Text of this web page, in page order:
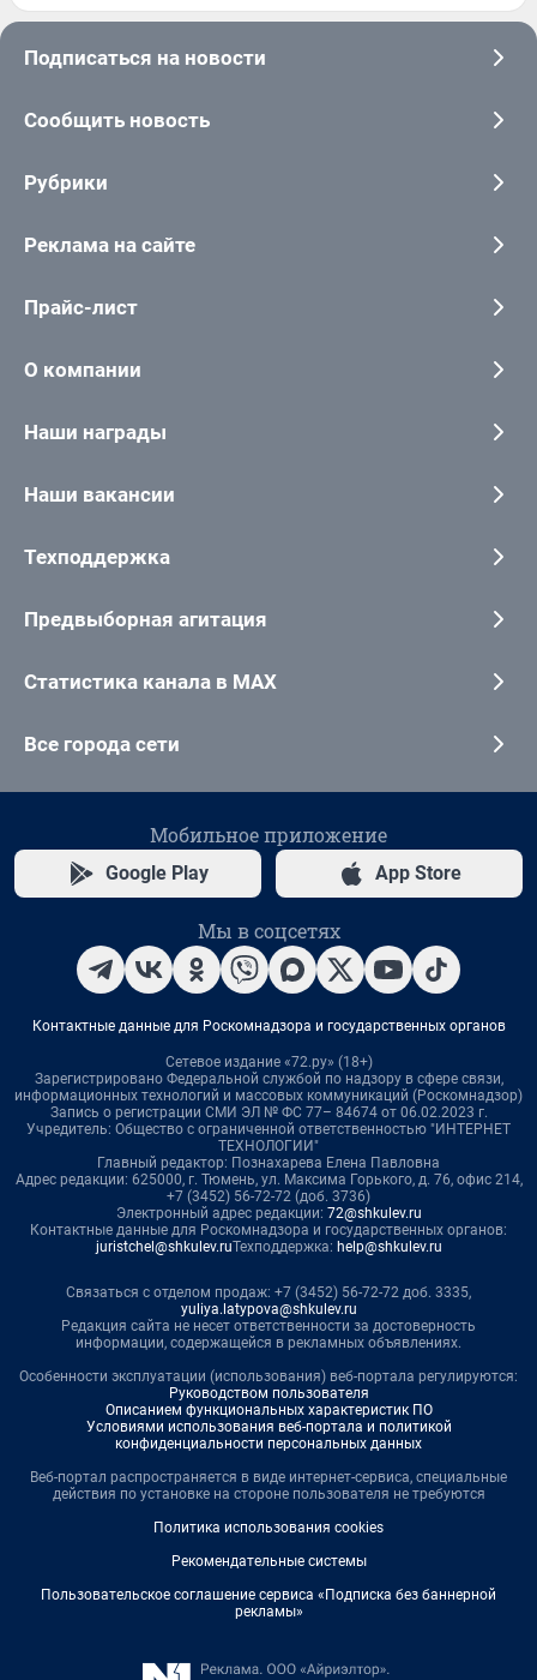
Подписаться на новости
Сообщить новость
Рубрики
Реклама на сайте
Прайс-лист
О компании
Наши награды
Наши вакансии
Техподдержка
Предвыборная агитация
Статистика канала в MAX
Все города сети
Мобильное приложение
Google Play App Store
Мы в соцсетях
Контактные данные для Роскомнадзора и государственных органов
Сетевое издание «72.ру» (18+)
Зарегистрировано Федеральной службой по надзору в сфере связи,
информационных технологий и массовых коммуникаций (Роскомнадзор)
Запись о регистрации СМИ ЭЛ № ФС 77– 84674 от 06.02.2023 г.
Учредитель: Общество с ограниченной ответственностью "ИНТЕРНЕТ
ТЕХНОЛОГИИ"
Главный редактор: Познахарева Елена Павловна
Адрес редакции: 625000, г. Тюмень, ул. Максима Горького, д. 76, офис 214,
+7 (3452) 56-72-72 (доб. 3736)
Электронный адрес редакции: 72@shkulev.ru
Контактные данные для Роскомнадзора и государственных органов:
juristchel@shkulev.ruТехподдержка: help@shkulev.ru
Связаться с отделом продаж: +7 (3452) 56-72-72 доб. 3335,
yuliya.latypova@shkulev.ru
Редакция сайта не несет ответственности за достоверность
информации, содержащейся в рекламных объявлениях.
Особенности эксплуатации (использования) веб-портала регулируются:
Руководством пользователя
Описанием функциональных характеристик ПО
Условиями использования веб-портала и политикой
конфиденциальности персональных данных
Веб-портал распространяется в виде интернет-сервиса, специальные
действия по установке на стороне пользователя не требуются
Политика использования cookies
Рекомендательные системы
Пользовательское соглашение сервиса «Подписка без баннерной
рекламы»